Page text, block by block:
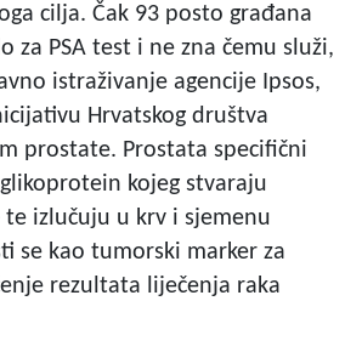
cilja. Čak 93 posto građana
za PSA test i ne zna čemu služi,
istraživanje agencije Ipsos,
Hrvatskog društva
prostate. Prostata specifični
kojeg stvaraju
izlučuju u krv i sjemenu
se kao tumorski marker za
rezultata liječenja raka